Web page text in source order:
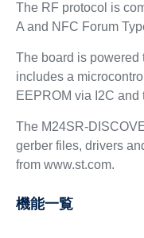
The RF protocol is
A and NFC Forum
The board is powered
includes a
EEPROM via I2C
The M24SR-
gerber files, drivers
from www.st.com.
機能一覧